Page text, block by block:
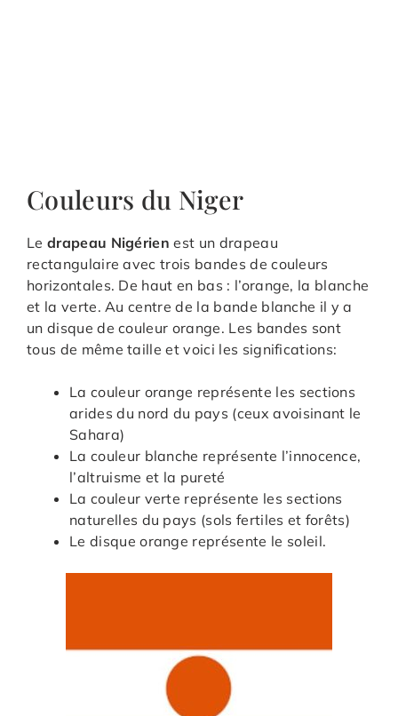
Couleurs du Niger
Le drapeau Nigérien est un drapeau
rectangulaire avec trois bandes de couleurs
horizontales. De haut en bas : l’orange, la blanche
et la verte. Au centre de la bande blanche il y a
un disque de couleur orange. Les bandes sont
tous de même taille et voici les significations:
La couleur orange représente les sections
arides du nord du pays (ceux avoisinant le
Sahara)
La couleur blanche représente l’innocence,
l’altruisme et la pureté
La couleur verte représente les sections
naturelles du pays (sols fertiles et forêts)
Le disque orange représente le soleil.